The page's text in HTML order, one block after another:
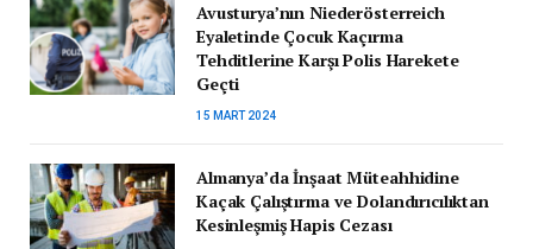
Avusturya’nın Niederösterreich
Eyaletinde Çocuk Kaçırma
Tehditlerine Karşı Polis Harekete
Geçti
15 MART 2024
Almanya’da İnşaat Müteahhidine
Kaçak Çalıştırma ve Dolandırıcılıktan
Kesinleşmiş Hapis Cezası